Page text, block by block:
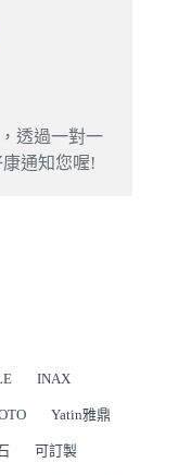
透過一對一
通知您喔!
INAX
Yatin雅鼎
可訂製